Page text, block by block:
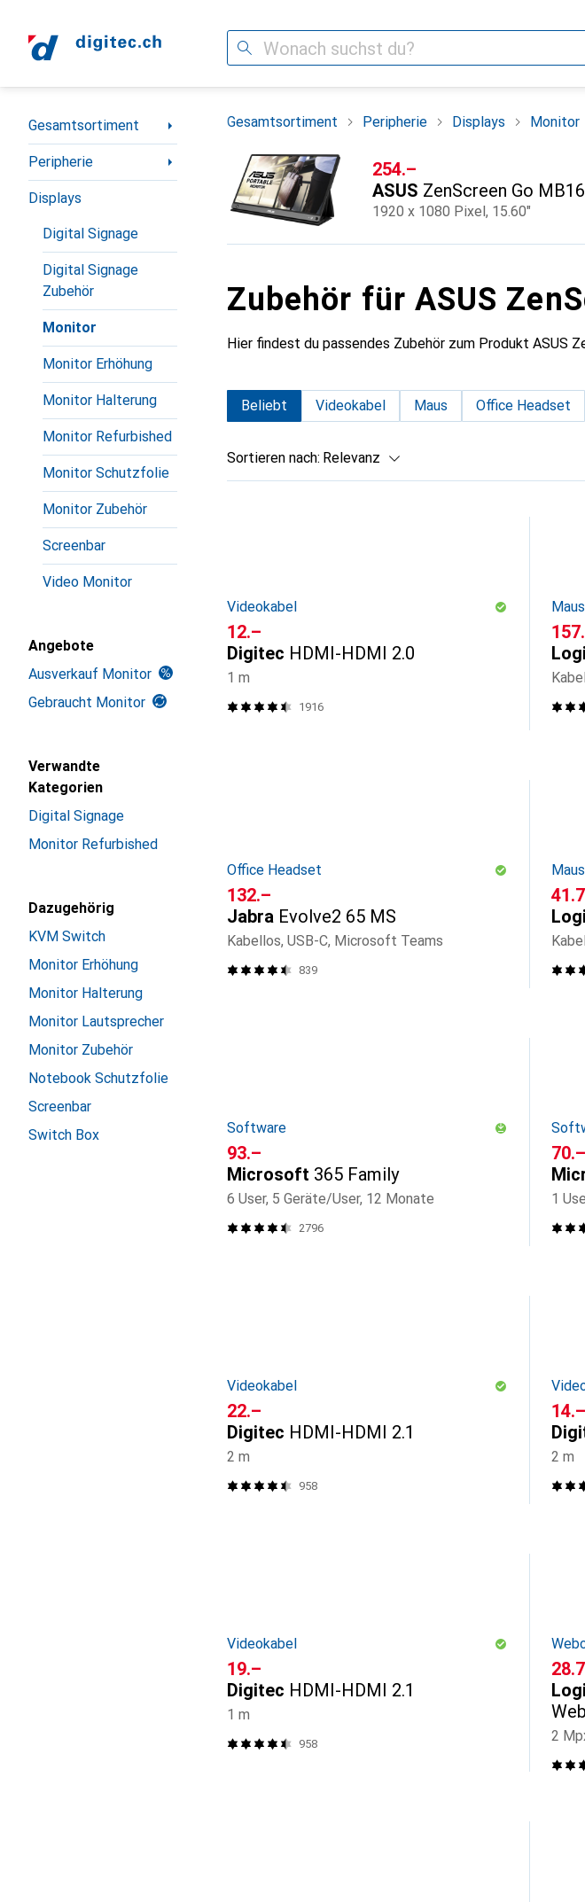
Suche
Navigation nach Kategorien
Gesamtsortiment
Peripherie
Displays
Digital Signage
Digital Signage
Zubehör
Monitor
Monitor Erhöhung
Monitor Halterung
Monitor Refurbished
Monitor Schutzfolie
Monitor Zubehör
Screenbar
Video Monitor
Angebote
Ausverkauf Monitor
Gebraucht Monitor
Verwandte
Kategorien
Digital Signage
Monitor Refurbished
Dazugehörig
KVM Switch
Monitor Erhöhung
Monitor Halterung
Monitor Lautsprecher
Monitor Zubehör
Notebook Schutzfolie
Screenbar
Switch Box
Gesamtsortiment Peripherie Displays Monitor
CHF
254.–
ASUS ZenScreen Go
1920 x 1080 Pixel, 15.60"
Zubehör für ASUS
Hier findest du passendes Zubehör zum Produkt ASUS
Beliebt Videokabel Maus Office Headset
Sortieren nach: Relevanz
Videokabel
CHF
12.–
Digitec HDMI-HDMI 2.0
1 m
1916
Maus
CHF
Office Headset
CHF
132.–
Jabra Evolve2 65 MS
Kabellos, USB-C, Microsoft Teams
839
Maus
CHF
Software
CHF
93.–
Microsoft 365 Family
6 User, 5 Geräte/User, 12 Monate
2796
CHF
70.–
1
Videokabel
CHF
22.–
Digitec HDMI-HDMI 2.1
2 m
958
CHF
14.–
2 m
Videokabel
CHF
19.–
Digitec HDMI-HDMI 2.1
1 m
958
CHF
2